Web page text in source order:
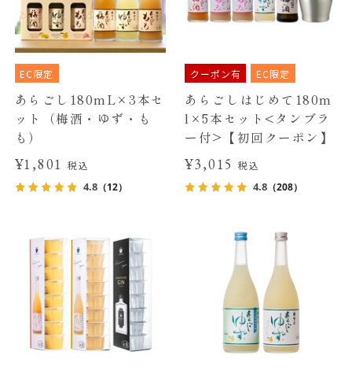
EC限定
あらごし180mL×3本セ
ット（梅酒・ゆず・も
も）
¥1,801税込
4.8（12）
クーポン有 EC限定
あらごしはじめて180m
l×5本セット<タンブラ
ー付>【初回クーポン】
¥3,015 税込
4.8 （208）